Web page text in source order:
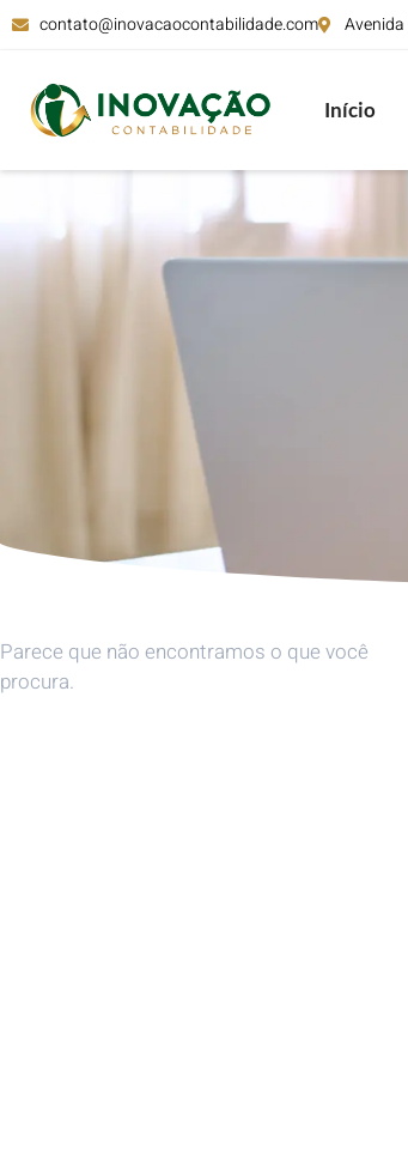
contato@inovacaocontabilidade.com Avenida
Início
Parece que não encontramos o que você
procura.